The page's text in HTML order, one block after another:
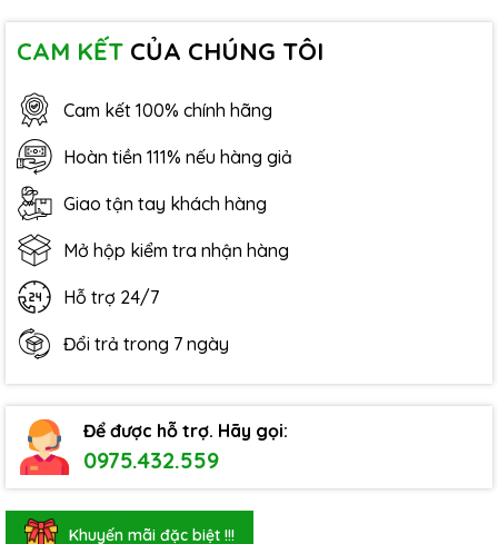
CAM KẾT CỦA CHÚNG TÔI
Cam kết 100% chính hãng
Hoàn tiền 111% nếu hàng giả
Giao tận tay khách hàng
Mở hộp kiểm tra nhận hàng
Hỗ trợ 24/7
Đổi trả trong 7 ngày
Để được hỗ trợ. Hãy gọi:
0975.432.559
Khuyến mãi đặc biệt !!!